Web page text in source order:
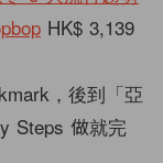
HK$ 3,139
，後到「亞
Steps 做就完